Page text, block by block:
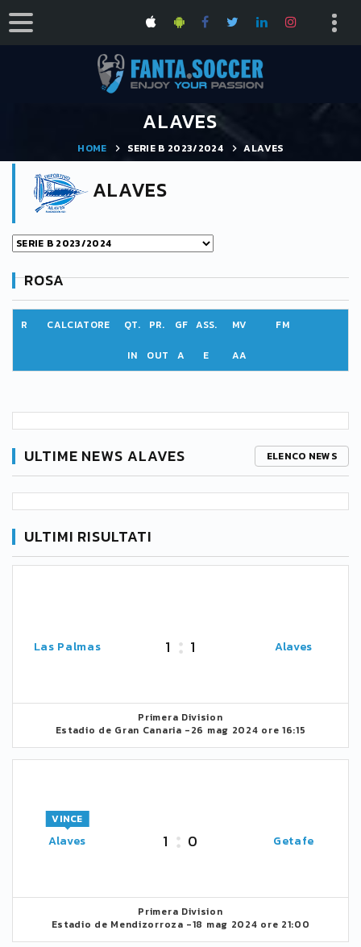
ALAVES
HOME SERIE B 2023/2024 ALAVES
ALAVES
ROSA
R CALCIATORE QT. PR. GF ASS. MV FM
IN OUT A E AA
ULTIME NEWS ALAVES ELENCO NEWS
ULTIMI RISULTATI
Las Palmas 1 1 Alaves
Primera Division
Estadio de Gran Canaria -26 mag 2024 ore 16:15
Alaves
VINCE
1 0 Getafe
Primera Division
Estadio de Mendizorroza -18 mag 2024 ore 21:00